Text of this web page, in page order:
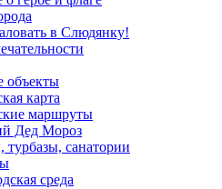
в Слюдянку!
объекты
карта
маршруты
Дед Мороз
турбазы, санатории
среда